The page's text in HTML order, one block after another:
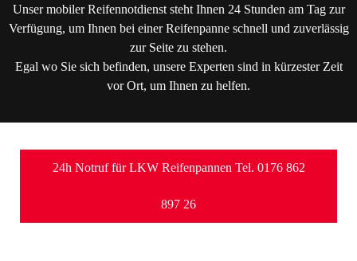
Unser mobiler Reifennotdienst steht Ihnen 24 Stunden am Tag zur
Verfügung, um Ihnen bei einer Reifenpanne schnell und zuverlässig
zur Seite zu stehen.
Egal wo Sie sich befinden, unsere Experten sind in kürzester Zeit
vor Ort, um Ihnen zu helfen.
24h Notruf für LKW Reifenpannen Tel. 0176 862
897 26